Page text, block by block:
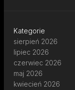
Kategorie
sierpień 2026
lipiec 2026
czerwiec 2026
maj 2026
kwiecień 2026